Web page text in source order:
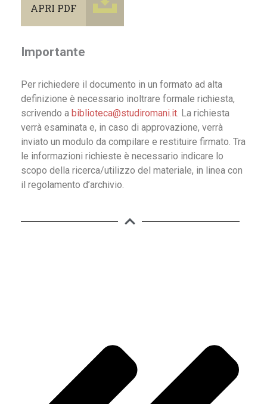
APRI PDF
Importante
Per richiedere il documento in un formato ad alta
definizione è necessario inoltrare formale richiesta,
scrivendo a biblioteca@studiromani.it. La richiesta
verrà esaminata e, in caso di approvazione, verrà
inviato un modulo da compilare e restituire firmato. Tra
le informazioni richieste è necessario indicare lo
scopo della ricerca/utilizzo del materiale, in linea con
il regolamento d’archivio.